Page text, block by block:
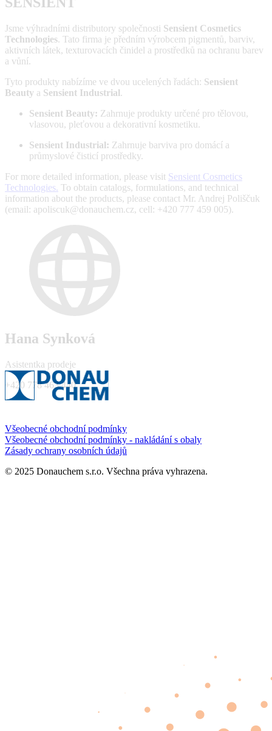
Jsme výhradními distributory společnosti Sensient Cosmetics
Technologies. Tato firma je předním výrobcem pigmentů, barviv,
aktivních látek, texturovacích činidel a prostředků na ochranu barev
a vůní.
Tyto produkty nabízíme ve dvou ucelených řadách: Sensient
Beauty a Sensient Industrial.
Sensient Beauty: Zahrnuje produkty určené pro tělovou,
vlasovou, pleťovou a dekorativní kosmetiku.
Sensient Industrial: Zahrnuje barviva pro domácí a
průmyslové čisticí prostředky.
For more detailed information, please visit Sensient Cosmetics
Technologies. To obtain catalogs, formulations, and technical
information about the products, please contact Mr. Andrej Poliščuk
(email: apoliscuk@donauchem.cz, cell: +420 777 459 005).
Hana Synková
Asistentka prodeje
+420 778 463 440
Všeobecné obchodní podmínky
Všeobecné obchodní podmínky - nakládání s obaly
Zásady ochrany osobních údajů
© 2025 Donauchem s.r.o. Všechna práva vyhrazena.